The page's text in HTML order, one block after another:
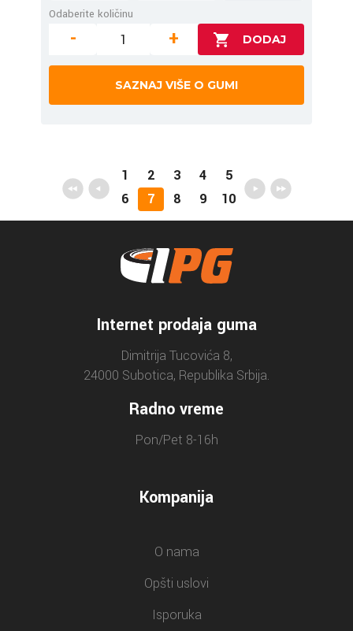
Odaberite količinu
- +
SAZNAJ VIŠE O GUMI
1 2 3 4
5
6
7 8 9 10
Internet prodaja guma
Dimitrija Tucovića 8,
24000 Subotica, Republika Srbija.
Radno vreme
Pon/Pet 8-16h
Kompanija
O nama
Opšti uslovi
Isporuka